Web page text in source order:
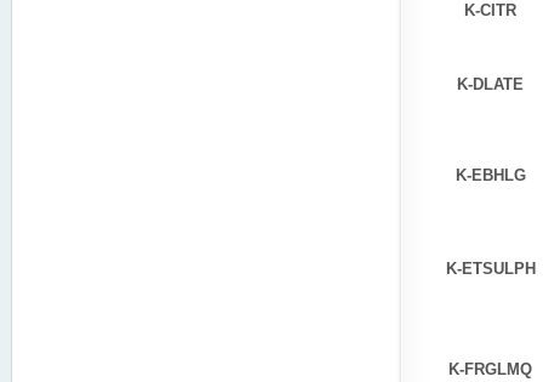
K-CITR
K-DLATE
K-EBHLG
K-ETSULPH
K-FRGLMQ